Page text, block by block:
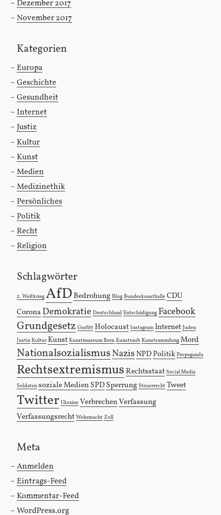
Dezember 2017
November 2017
Kategorien
Europa
Geschichte
Gesundheit
Internet
Justiz
Kultur
Kunst
Medien
Medizinethik
Persönliches
Politik
Recht
Religion
Schlagwörter
2. Weltkrieg AfD Bedrohung Blog Bundeskunsthalle CDU
Corona Demokratie Deutschland Entschädigung Facebook
Grundgesetz Gurlitt Holocaust Instagram Internet Juden
Justiz Kultur Kunst Kunstmuseum Bern Kunstraub Kunstsammlung Mord
NationalsozialismusNazis NPD Politik Propaganda
Rechtsextremismus Rechtsstaat Social Media
Soldaten soziale Medien SPD Sperrung Steuerrecht Tweet
Twitter Ukraine VerbrechenVerfassung
Verfassungsrecht Wehrmacht Zoll
Meta
Anmelden
Eintrags-Feed
Kommentar-Feed
WordPress.org